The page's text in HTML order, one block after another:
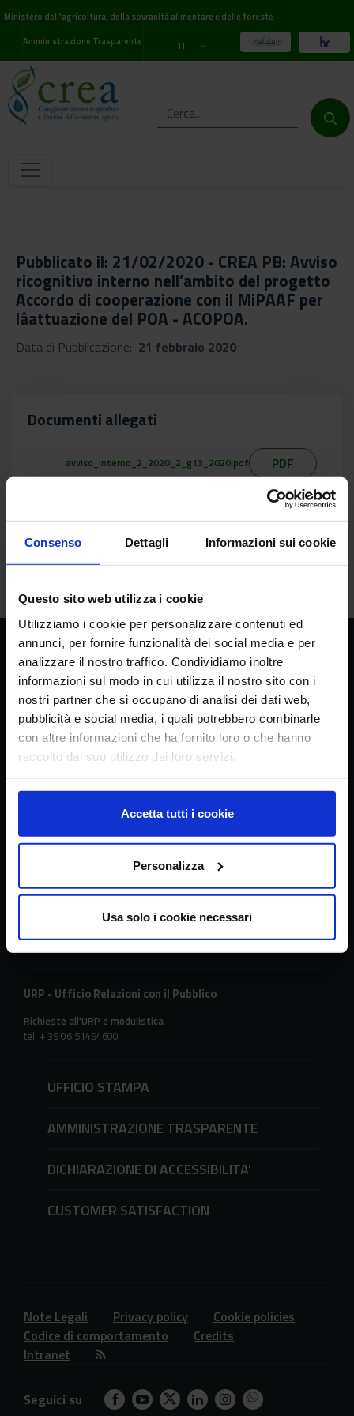
Consenso Dettagli Informazioni sui cookie
Questo sito web utilizza i cookie
Utilizziamo i cookie per personalizzare contenuti ed
annunci, per fornire funzionalità dei social media e per
analizzare il nostro traffico. Condividiamo inoltre
informazioni sul modo in cui utilizza il nostro sito con i
nostri partner che si occupano di analisi dei dati web,
pubblicità e social media, i quali potrebbero combinarle
con altre informazioni che ha fornito loro o che hanno
raccolto dal suo utilizzo dei loro servizi.
Accetta tutti i cookie
Personalizza
Usa solo i cookie necessari
Ministero dell'agricoltura, della sovranità alimentare e delle foreste
Amministrazione Trasparente
IT
Pubblicato il: 21/02/2020 - CREA PB: Avviso
ricognitivo interno nell’ambito del progetto
Accordo di cooperazione con il MiPAAF per
lâattuazione del POA - ACOPOA.
Data di Pubblicazione: 21 febbraio 2020
Documenti allegati
avviso_interno_2_2020_2_g13_2020.pdf PDF
CREA
Consiglio per la ricerca in agricoltura e
l’analisi dell’economia agraria
Via della Navicella 2/4, 00184 Roma
C.F.: 97231970589
Contatti
tel. + 39 06 478361
PECcrea@pec.crea.gov.it
URP - Ufficio Relazioni con il Pubblico
Richieste all'URP e modulistica
tel. + 39 06 51494600
UFFICIO STAMPA
AMMINISTRAZIONE TRASPARENTE
DICHIARAZIONE DI ACCESSIBILITA'
CUSTOMER SATISFACTION
Note Legali Privacy policy
Cookie policies
Codice di comportamento
Credits
Intranet
Seguici su